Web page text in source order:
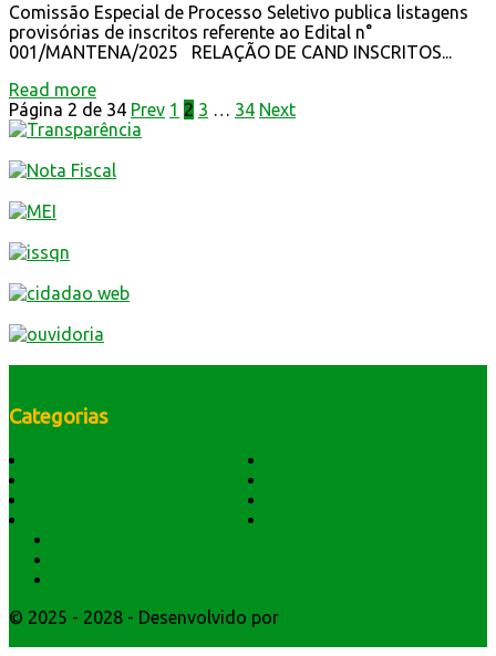
Comissão Especial de Processo Seletivo publica listagens
provisórias de inscritos referente ao Edital n°
001/MANTENA/2025 RELAÇÃO DE CAND INSCRITOS...
Read more
Página 2 de 34 Prev 1 2 3 34 Next
Categorias
© 2025 - 2028 - Desenvolvido por